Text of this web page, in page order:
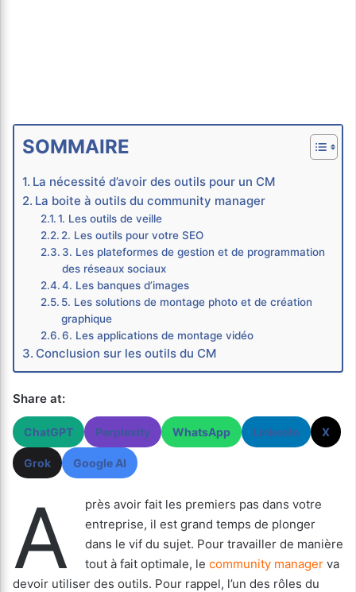
SOMMAIRE
La nécessité d’avoir des outils pour un CM
La boite à outils du community manager
1. Les outils de veille
2. Les outils pour votre SEO
3. Les plateformes de gestion et de programmation
des réseaux sociaux
4. Les banques d’images
5. Les solutions de montage photo et de création
graphique
6. Les applications de montage vidéo
Conclusion sur les outils du CM
Share at:
ChatGPT Perplexity WhatsApp LinkedIn X
Grok Google AI
A
près avoir fait les premiers pas dans votre
entreprise, il est grand temps de plonger
dans le vif du sujet. Pour travailler de manière
tout à fait optimale, le community manager va
devoir utiliser des outils. Pour rappel, l’un des rôles du